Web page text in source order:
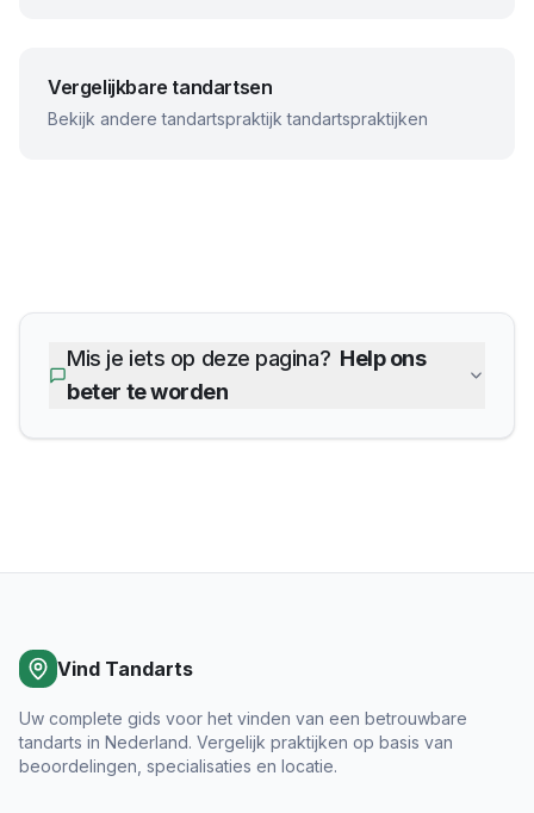
Vergelijkbare tandartsen
Bekijk anderetandartspraktijk tandartspraktijken
Mis je iets op deze pagina? Help ons
beter te worden
Vind Tandarts
Uw complete gids voor het vinden van een betrouwbare
tandarts in Nederland. Vergelijk praktijken op basis van
beoordelingen, specialisaties en locatie.